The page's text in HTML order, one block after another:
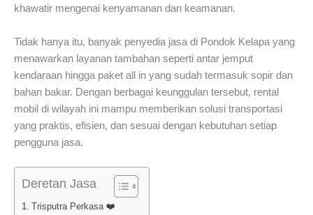
khawatir mengenai kenyamanan dan keamanan.
Tidak hanya itu, banyak penyedia jasa di Pondok Kelapa yang
menawarkan layanan tambahan seperti antar jemput
kendaraan hingga paket all in yang sudah termasuk sopir dan
bahan bakar. Dengan berbagai keunggulan tersebut, rental
mobil di wilayah ini mampu memberikan solusi transportasi
yang praktis, efisien, dan sesuai dengan kebutuhan setiap
pengguna jasa.
Deretan Jasa
Trisputra Perkasa ❤️